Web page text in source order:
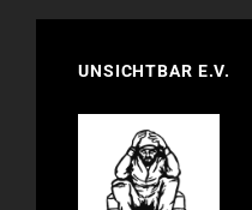
UNSICHTBAR E.V.